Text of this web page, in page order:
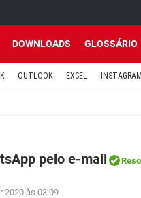
DOWNLOADS GLOSSÁRIO
OUTLOOK EXCEL INSTAGRAM
pelo e-mail
2020 às 03:09